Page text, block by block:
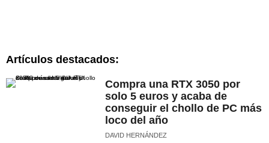
Artículos destacados:
Compra una RTX 3050 por
solo 5 euros y acaba de
conseguir el chollo de PC más
loco del año
DAVID HERNÁNDEZ